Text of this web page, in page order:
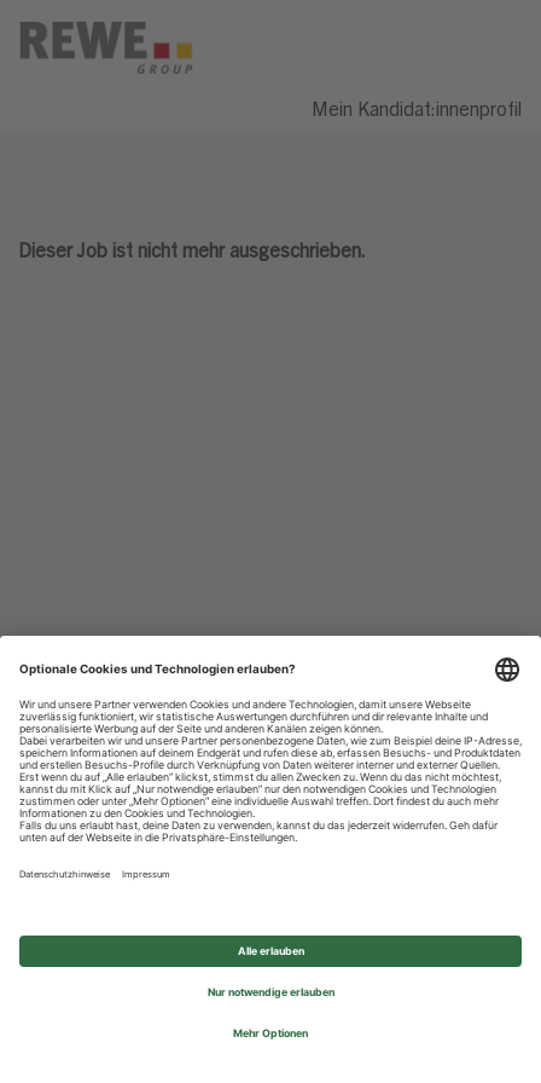
Mein Kandidat:innenprofil
Dieser Job ist nicht mehr ausgeschrieben.
Datenschutzhinweise
Impressum
Privatsphäre-Einstellungen
© 2026 REWE Group - All rights reserved